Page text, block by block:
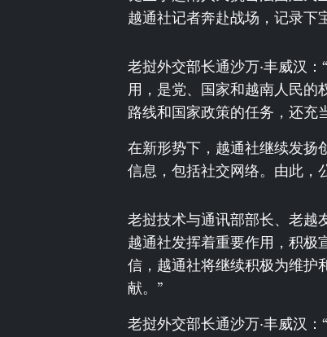
越通社记者奔赴战场，记录下
老挝外交部长通沙万·丰威汉
用，是党、国家和越南人民的
路线和国家政策的任务，还充
在新形势下，越通社继续发扬
信息，包括社交网络。由此，
老挝技术与通讯部部长、老越
越通社发挥着重要作用，积极
信，越通社将继续积极为维护
献。”
老挝外交部长通沙万·丰威汉